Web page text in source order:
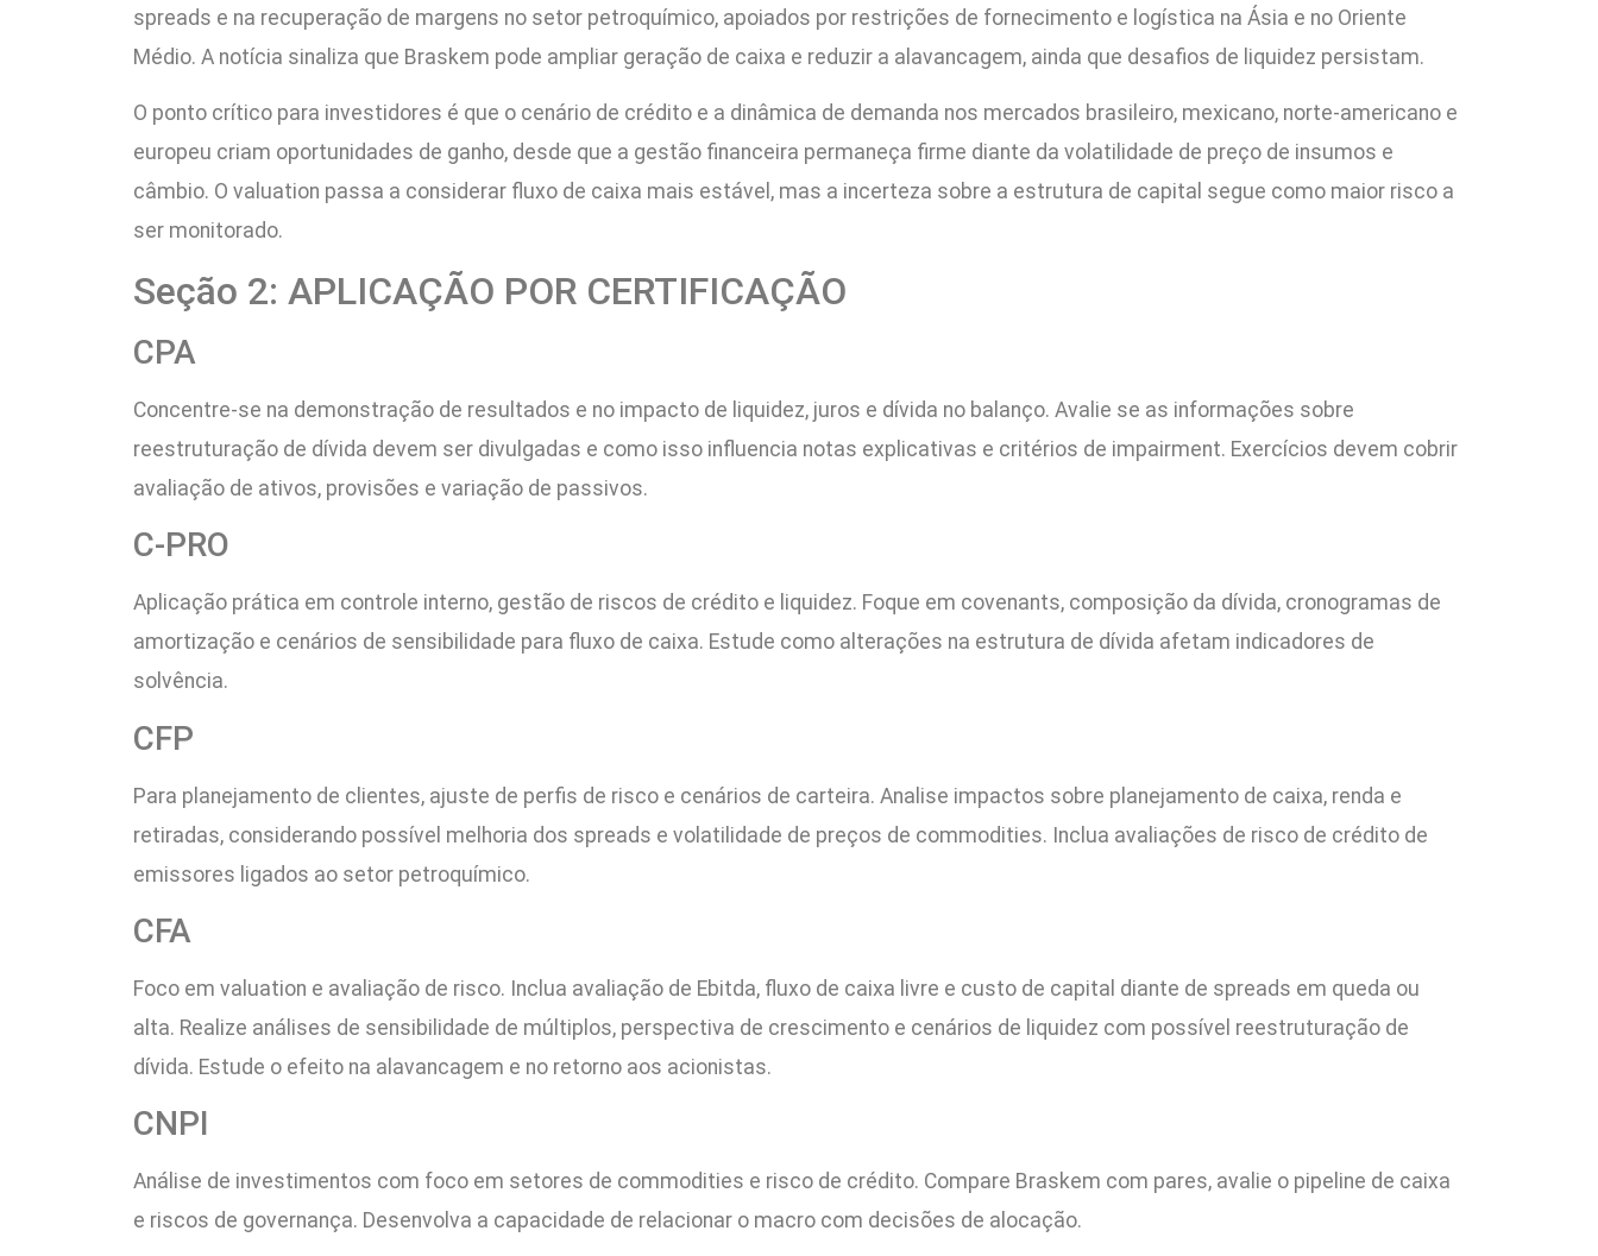
spreads e na recuperação de margens no setor petroquímico, apoiados por restrições de fornecimento e logística na Ásia e no Oriente
Médio. A notícia sinaliza que Braskem pode ampliar geração de caixa e reduzir a alavancagem, ainda que desafios de liquidez persistam.
O ponto crítico para investidores é que o cenário de crédito e a dinâmica de demanda nos mercados brasileiro, mexicano, norte-americano e
europeu criam oportunidades de ganho, desde que a gestão financeira permaneça firme diante da volatilidade de preço de insumos e
câmbio. O valuation passa a considerar fluxo de caixa mais estável, mas a incerteza sobre a estrutura de capital segue como maior risco a
ser monitorado.
Seção 2: APLICAÇÃO POR CERTIFICAÇÃO
CPA
Concentre-se na demonstração de resultados e no impacto de liquidez, juros e dívida no balanço. Avalie se as informações sobre
reestruturação de dívida devem ser divulgadas e como isso influencia notas explicativas e critérios de impairment. Exercícios devem cobrir
avaliação de ativos, provisões e variação de passivos.
C-PRO
Aplicação prática em controle interno, gestão de riscos de crédito e liquidez. Foque em covenants, composição da dívida, cronogramas de
amortização e cenários de sensibilidade para fluxo de caixa. Estude como alterações na estrutura de dívida afetam indicadores de
solvência.
CFP
Para planejamento de clientes, ajuste de perfis de risco e cenários de carteira. Analise impactos sobre planejamento de caixa, renda e
retiradas, considerando possível melhoria dos spreads e volatilidade de preços de commodities. Inclua avaliações de risco de crédito de
emissores ligados ao setor petroquímico.
CFA
Foco em valuation e avaliação de risco. Inclua avaliação de Ebitda, fluxo de caixa livre e custo de capital diante de spreads em queda ou
alta. Realize análises de sensibilidade de múltiplos, perspectiva de crescimento e cenários de liquidez com possível reestruturação de
dívida. Estude o efeito na alavancagem e no retorno aos acionistas.
CNPI
Análise de investimentos com foco em setores de commodities e risco de crédito. Compare Braskem com pares, avalie o pipeline de caixa
e riscos de governança. Desenvolva a capacidade de relacionar o macro com decisões de alocação.